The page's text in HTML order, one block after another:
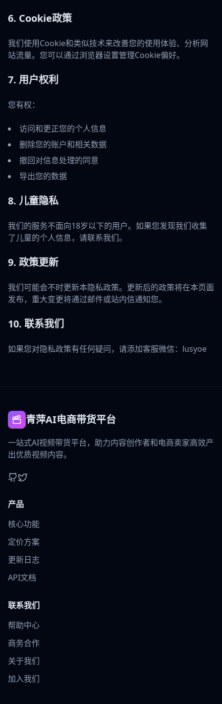
6. Cookie政策
我们使用Cookie和类似技术来改善您的使用体验、分析网
站流量。您可以通过浏览器设置管理Cookie偏好。
7. 用户权利
您有权：
访问和更正您的个人信息
删除您的账户和相关数据
撤回对信息处理的同意
导出您的数据
8. 儿童隐私
我们的服务不面向18岁以下的用户。如果您发现我们收集
了儿童的个人信息，请联系我们。
9. 政策更新
我们可能会不时更新本隐私政策。更新后的政策将在本页面
发布，重大变更将通过邮件或站内信通知您。
10. 联系我们
如果您对隐私政策有任何疑问，请添加客服微信：lusyoe
青萍AI电商带货平台
一站式AI视频带货平台，助力内容创作者和电商卖家高效产
出优质视频内容。
产品
核心功能
定价方案
更新日志
API文档
联系我们
帮助中心
商务合作
关于我们
加入我们